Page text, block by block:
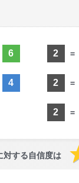
6
4
2 =
2 =
2 =
対する自信度は